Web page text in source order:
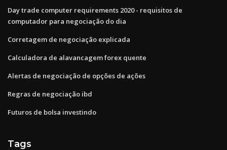
Day trade computer requirements 2020 - requisitos de
computador para negociação do dia
Corretagem de negociação explicada
Calculadora de alavancagem forex quente
Alertas de negociação de opções de ações
Regras de negociação ibd
Futuros de bolsa investindo
Tags